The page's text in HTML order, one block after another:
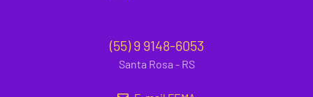
(55) 9 9148-6053
Santa Rosa - RS